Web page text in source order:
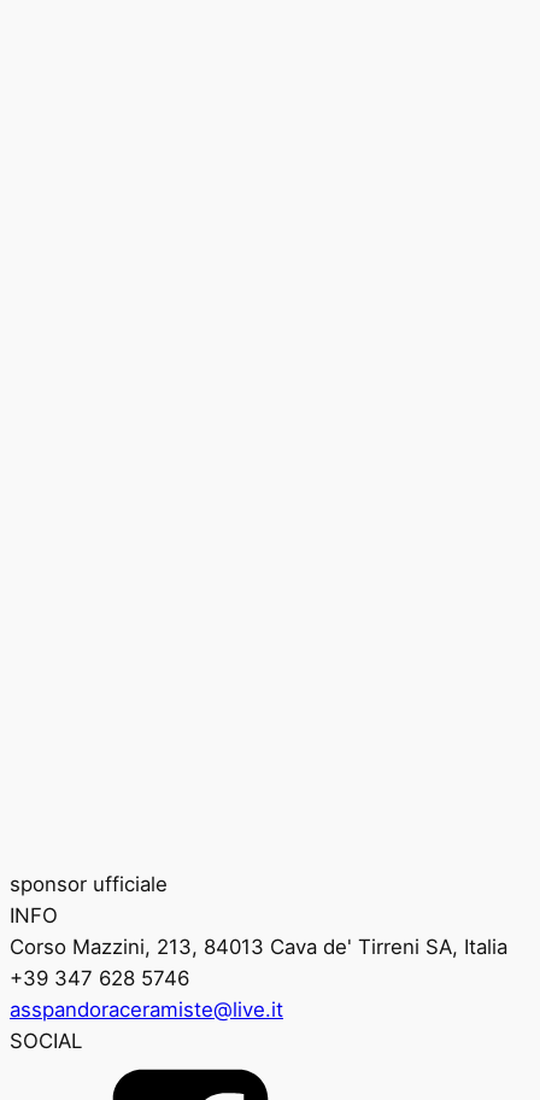
sponsor ufficiale
INFO
Corso Mazzini, 213, 84013 Cava de' Tirreni SA, Italia
+39 347 628 5746
asspandoraceramiste@live.it
SOCIAL